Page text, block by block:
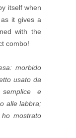
itself when
it gives a
with the
combo!
morbido
usato da
e
alle labbra;
mostrato